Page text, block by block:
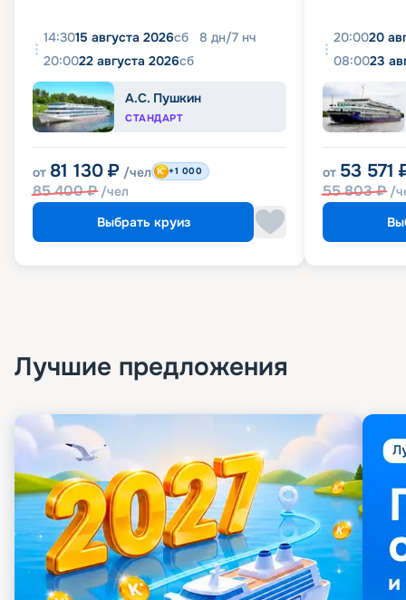
14:3015 августа 2026сб 8 дн/7 нч
20:0022 августа 2026сб
А.С. Пушкин
СТАНДАРТ
от 81 130 ₽ /чел
85 400₽ /чел
+1 000
Выбрать круиз
20:0020
08:0023
от 53 571
55 803₽ /
Лучшие предложения